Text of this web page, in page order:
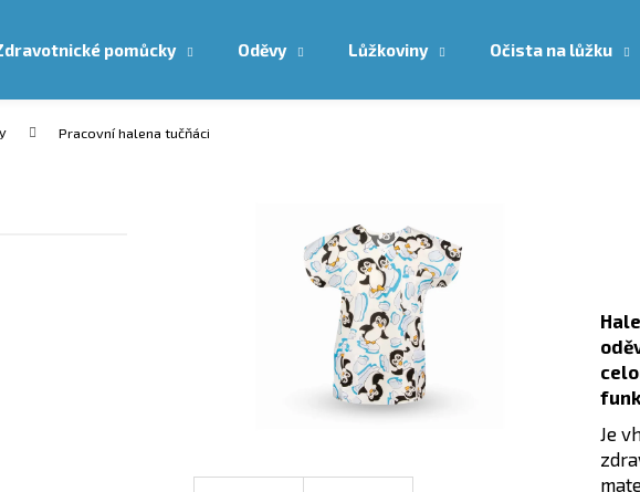
pomůcky Oděvy Lůžkoviny Očista na lůžku
Pracovní halena tučňáci
Je
Co potřebujete najít?
Doporučujeme